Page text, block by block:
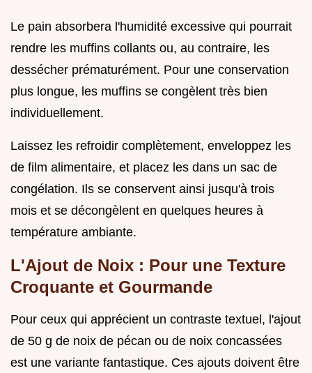
Le pain absorbera l'humidité excessive qui pourrait
rendre les muffins collants ou, au contraire, les
dessécher prématurément. Pour une conservation
plus longue, les muffins se congèlent très bien
individuellement.
Laissez les refroidir complètement, enveloppez les
de film alimentaire, et placez les dans un sac de
congélation. Ils se conservent ainsi jusqu'à trois
mois et se décongèlent en quelques heures à
température ambiante.
L'Ajout de Noix : Pour une Texture
Croquante et Gourmande
Pour ceux qui apprécient un contraste textuel, l'ajout
de 50 g de noix de pécan ou de noix concassées
est une variante fantastique. Ces ajouts doivent être